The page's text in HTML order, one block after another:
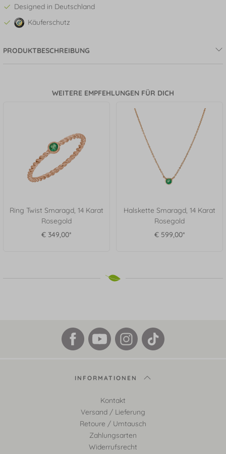
Designed in Deutschland
Käuferschutz
PRODUKTBESCHREIBUNG
WEITERE EMPFEHLUNGEN FÜR DICH
Ring Twist Smaragd, 14 Karat
Rosegold
€ 349,00*
Halskette Smaragd, 14 Karat
Rosegold
€ 599,00*
INFORMATIONEN
Kontakt
Versand / Lieferung
Retoure / Umtausch
Zahlungsarten
Widerrufsrecht